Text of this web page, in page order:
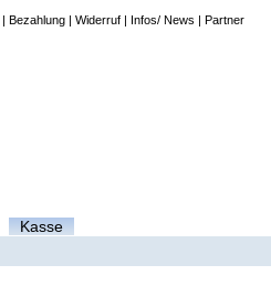
| Bezahlung | Widerruf | Infos/ News | Partner
Kasse